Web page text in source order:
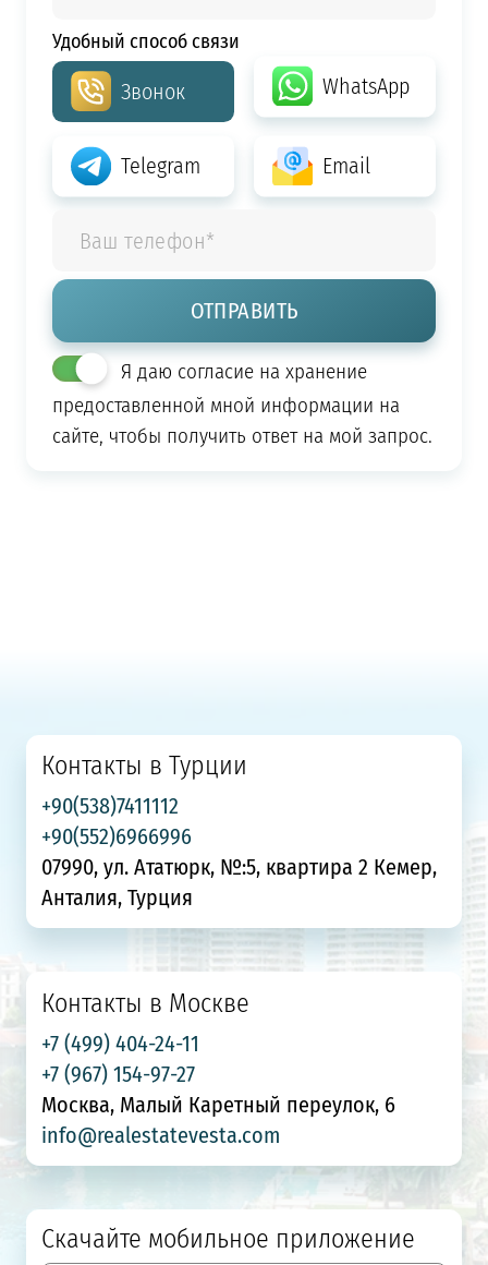
Удобный способ связи
Звонок WhatsApp
Telegram Email
Я даю согласие на хранение
предоставленной мной информации на
сайте, чтобы получить ответ на мой запрос.
Контакты в Турции
+90(538)7411112
+90(552)6966996
07990, ул. Ататюрк, №:5, квартира 2 Кемер,
Анталия, Турция
Контакты в Москве
+7 (499) 404-24-11
+7 (967) 154-97-27
Москва, Малый Каретный переулок, 6
info@realestatevesta.com
Скачайте мобильное приложение